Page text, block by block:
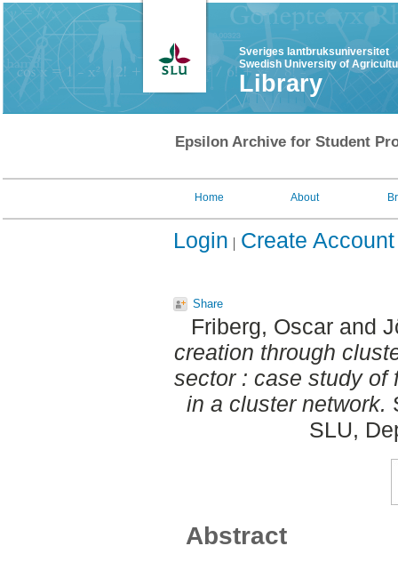
Sveriges lantbruksuniversitet
Swedish University of
Library
Epsilon Archive for Student
Home About
Login Create Account
Share
Friberg, Oscarand
creation through
sector : case study of
in a cluster network.
SLU,
Abstract